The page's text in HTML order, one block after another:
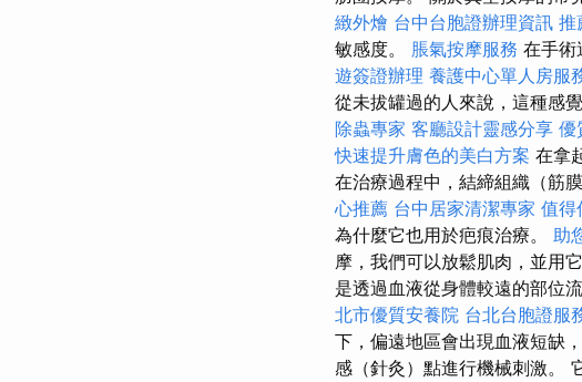
緻外燴 台中台胞證辦理資訊 推
敏感度。 脹氣按摩服務 在手術
遊簽證辦理 養護中心單人房服
從未拔罐過的人來說，這種感
除蟲專家 客廳設計靈感分享 優
快速提升膚色的美白方案 在拿
在治療過程中，結締組織（筋
心推薦 台中居家清潔專家 值得
為什麼它也用於疤痕治療。 助
摩，我們可以放鬆肌肉，並用
是透過血液從身體較遠的部位
北市優質安養院 台北台胞證服
下，偏遠地區會出現血液短缺
感（針灸）點進行機械刺激。